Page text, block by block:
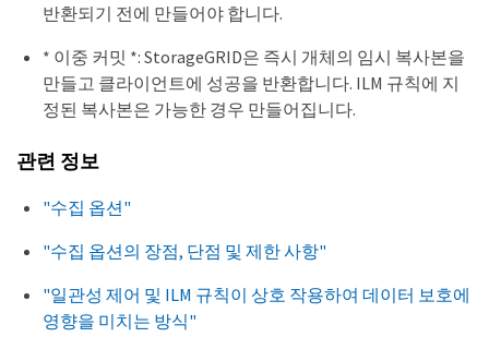
반환되기 전에 만들어야 합니다.
* 이중 커밋 *: StorageGRID은 즉시 개체의 임시 복사본을
만들고 클라이언트에 성공을 반환합니다. ILM 규칙에 지
정된 복사본은 가능한 경우 만들어집니다.
관련 정보
"수집 옵션"
"수집 옵션의 장점, 단점 및 제한 사항"
"일관성 제어 및 ILM 규칙이 상호 작용하여 데이터 보호에
영향을 미치는 방식"